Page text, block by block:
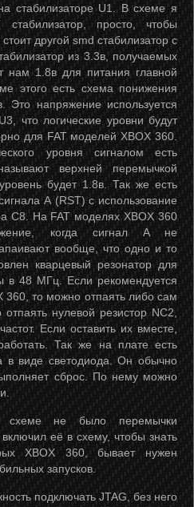
стабилизаторе U1. В схеме я
просто, чтобы
другой smd стабилизатор с
из 3.3в, получаемых
нам 1.8в для питания главной
этого есть схема понижения
напряжение используется
что логические уровни будут
для FAT моделей XBOX 360.
уровня сигналом есть
верхней перемычкой
будет 1.8в. Так же есть
А (RST) с использование
C8. На FAT моделях XBOX 360
когда сигнал A не
вообще, что одно и то
кварцевый резонатор для
в 48 МГц. Если рекомендуется
360, то можно отпаять либо сам
нулевой резистор NC2,
Если оставить их вместе,
Так же на плате есть
в виде светодиода. Он обычно
сброс. По нему можно
не было перемычки
её в схему, чтобы знать
XBOX 360, бывает нужен
запусков.
подключать JTAG, без него